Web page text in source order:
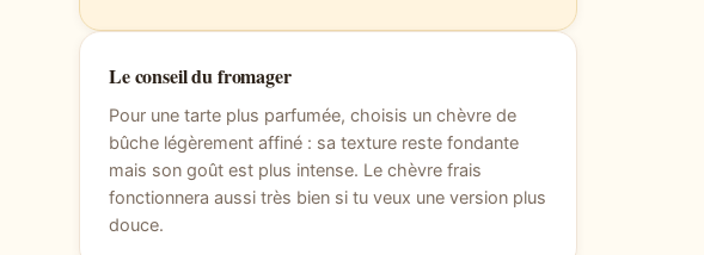
Le conseil du fromager
Pour une tarte plus parfumée, choisis un chèvre de
bûche légèrement affiné : sa texture reste fondante
mais son goût est plus intense. Le chèvre frais
fonctionnera aussi très bien si tu veux une version plus
douce.